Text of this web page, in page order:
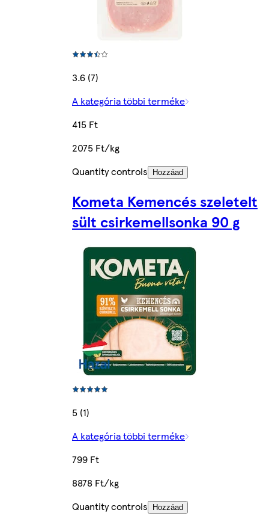
3.6 (7)
A kategória többi terméke
415 Ft
2075 Ft/kg
Quantity controls
Hozzáad
Kometa Kemencés szeletelt
sült csirkemellsonka 90 g
5 (1)
A kategória többi terméke
799 Ft
8878 Ft/kg
Quantity controls
Hozzáad